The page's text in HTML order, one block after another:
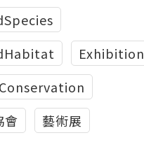
Exhibition
Conservation
會
藝術展